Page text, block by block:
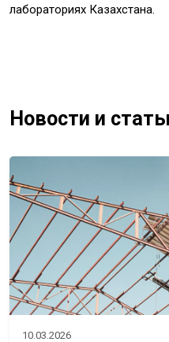
лабораториях Казахстана.
Новости и
10.03.2026